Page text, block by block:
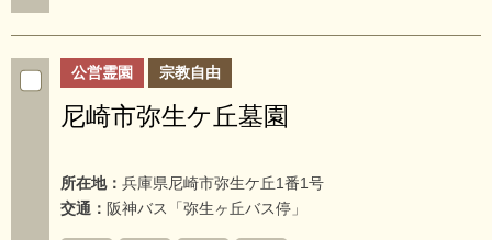
公営霊園 宗教自由
尼崎市弥生ケ丘墓園
所在地： 兵庫県尼崎市弥生ケ丘1番1号
交通： 阪神バス「弥生ヶ丘バス停」